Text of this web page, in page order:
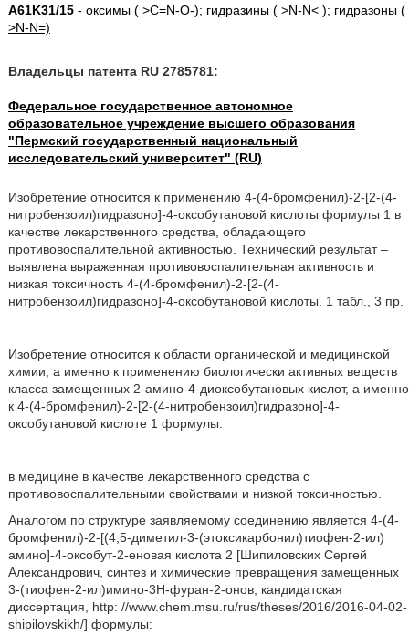
A61K31/15- оксимы ( >C=N-O-); гидразины ( >N-N< ); гидразоны (
>N-N=)
Владельцы патента RU 2785781:
Федеральное государственное автономное
образовательное учреждение высшего образования
"Пермский государственный национальный
исследовательский университет" (RU)
Изобретение относится к применению 4-(4-бромфенил)-2-[2-(4-
нитробензоил)гидразоно]-4-оксобутановой кислоты формулы 1 в
качестве лекарственного средства, обладающего
противовоспалительной активностью. Технический результат –
выявлена выраженная противовоспалительная активность и
низкая токсичность 4-(4-бромфенил)-2-[2-(4-
нитробензоил)гидразоно]-4-оксобутановой кислоты. 1 табл., 3 пр.
Изобретение относится к области органической и медицинской
химии, а именно к применению биологически активных веществ
класса замещенных 2-амино-4-диоксобутановых кислот, а именно
к 4-(4-бромфенил)-2-[2-(4-нитробензоил)гидразоно]-4-
оксобутановой кислоте 1 формулы:
в медицине в качестве лекарственного средства с
противовоспалительными свойствами и низкой токсичностью.
Аналогом по структуре заявляемому соединению является 4-(4-
бромфенил)-2-[(4,5-диметил-3-(этоксикарбонил)тиофен-2-ил)
амино]-4-оксобут-2-еновая кислота 2 [Шипиловских Сергей
Александрович, синтез и химические превращения замещенных
3-(тиофен-2-ил)имино-3Н-фуран-2-онов, кандидатская
диссертация, http: //www.chem.msu.ru/rus/theses/2016/2016-04-02-
shipilovskikh/] формулы: